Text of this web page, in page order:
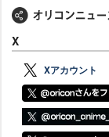
X
Xアカウント